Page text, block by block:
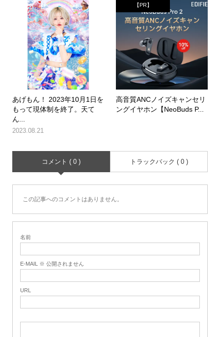
あげもん！ 2023年10月1日を
もって現体制を終了。天て
ん...
2023.08.21
【PR】
高音質ANCノイズキャンセリ
ングイヤホン【NeoBuds P...
コメント ( 0 ) トラックバック ( 0 )
この記事へのコメントはありません。
名前
E-MAIL ※ 公開されません
URL